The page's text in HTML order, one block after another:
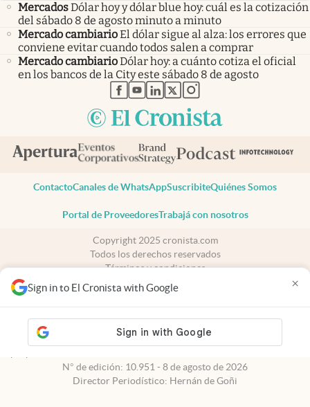
Sign in to El Cronista with Google ×
MercadosDólar hoy y dólar blue hoy: cuál es la cotización
del sábado 8 de agosto minuto a minuto
Mercado cambiarioEl dólar sigue al alza: los errores que
conviene evitar cuando todos salen a comprar
Mercado cambiarioDólar hoy: a cuánto cotiza el oficial
en los bancos de la City este sábado 8 de agosto
abre en nueva pestaña
abre en nueva pestaña
abre en nueva pestaña
abre en nueva pestaña
abre en nueva pestaña
ContactoCanales de WhatsAppSuscribiteQuiénes Somos
Portal de ProveedoresTrabajá con nosotros
Copyright 2025 cronista.com
Todos los derechos reservados
Términos y condiciones
Privacidad
Consentimiento
cronista.com
es propiedad de El Cronista Comercial S.A Registro de
N° de edición: 10.951 - 8 de agosto de 2026
Director Periodístico: Hernán de Goñi